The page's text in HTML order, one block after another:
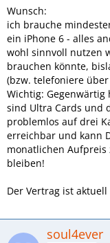
Wunsch:
ich brauche
ein iPhone 6 - alles
wohl sinnvoll nutzen
brauchen könnte,
(bzw. telefoniere über
Wichtig: Gegenwärtig
sind Ultra Cards und
problemlos auf drei
erreichbar und kann
monatlichen
bleiben!
Der Vertrag ist
soul4ever